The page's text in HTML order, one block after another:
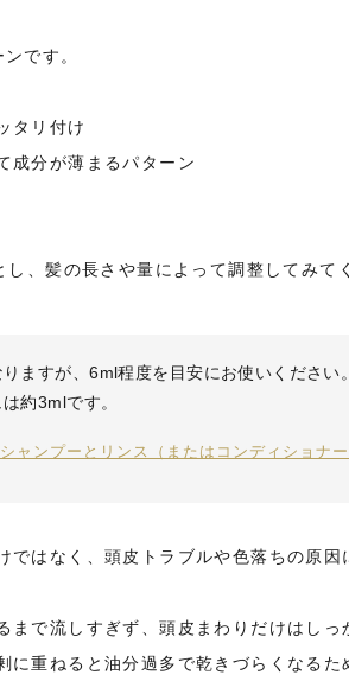
です。
タリ付け
成分が薄まるパターン
、髪の長さや量によって調整してみて
ますが、6ml程度を目安にお使いください。
約3mlです。
ャンプーとリンス（またはコンディショナ
ではなく、頭皮トラブルや色落ちの原因
まで流しすぎず、頭皮まわりだけはしっ
に重ねると油分過多で乾きづらくなるた